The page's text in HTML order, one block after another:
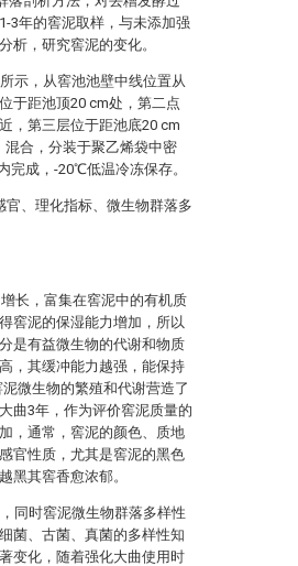
3年的窖泥取样，与未添加强
析，研究窖泥的变化。
示，从窖池池壁中线位置从
于距池顶20 cm处，第二点
，第三层位于距池底20 cm
合，分装于聚乙烯袋中密
完成，-20℃低温冷冻保存。
官、理化指标、微生物群落多
长，富集在窖泥中的有机质
窖泥的保湿能力增加，所以
是有益微生物的代谢和物质
，其缓冲能力越强，能保持
微生物的繁殖和代谢营造了
曲3年，作为评价窖泥质量的
，通常，窖泥的颜色、质地
官性质，尤其是窖泥的黑色
黑其窖香愈浓郁。
同时窖泥微生物群落多样性
菌、古菌、真菌的多样性知
变化，随着强化大曲使用时